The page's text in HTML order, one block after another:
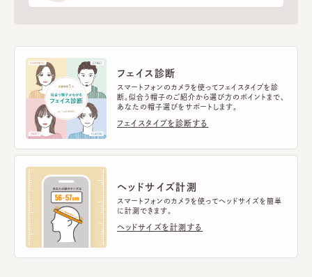
フェイス診断
スマートフォンのカメラを使ってフェイスタイプを診
断。似合う帽子のご紹介から選び方のポイントまで、
あなたの帽子選びをサポートします。
フェイスタイプを診断する
ヘッドサイズ計測
スマートフォンのカメラを使ってヘッドサイズを簡単
に計測できます。
ヘッドサイズを計測する